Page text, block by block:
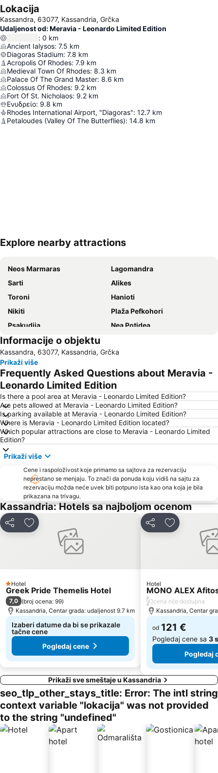
Lokacija
Kassandra, 63077, Kassandria, Grčka
Udaljenost od: Meravia - Leonardo Limited Edition
: 0 km
Ancient Ialysos: 7.5 km
Diagoras Stadium: 7.8 km
Acropolis Of Rhodes: 7.9 km
Medieval Town Of Rhodes: 8.3 km
Palace Of The Grand Master: 8.6 km
Colossus Of Rhodes: 9.2 km
Fort Of St. Nicholaos: 9.2 km
Ενυδρείο: 9.8 km
Rhodes International Airport, "Diagoras": 12.7 km
Petaloudes (Valley Of The Butterflies): 14.8 km
Explore nearby attractions
Neos Marmaras
Lagomandra
Sarti
Alikes
Toroni
Hanioti
Nikiti
Plaža Pefkohori
Psakudija
Nea Potidea
Karidi plaža
Plaža Polihrono
Nea Plagija
Kallithea
Plaža Afitos
Hanioti
Paradisos
Sani
Siviri
Sani Marina
Kriopigi
Develiki
Chalkidiki deutero podi
Potamos
Limani Ammoulianis
Fourka
Porto Carras Grand Resort Golf Club
Afytos
Livrohio
Haniotis Melathron
Porto Karas 1
Plaža Tristinika
Karagatsia
Agios Georgios
Elaionas
Nea Skioni
Porto Karas
Plaža Koviou
Pristanište Pirgadikja
Informacije o objektu
Kassandra, 63077, Kassandria, Grčka
Prikaži više
Frequently Asked Questions about Meravia -
Leonardo Limited Edition
Is there a pool area at Meravia - Leonardo Limited Edition?
Are pets allowed at Meravia - Leonardo Limited Edition?
Is parking available at Meravia - Leonardo Limited Edition?
Where is Meravia - Leonardo Limited Edition located?
Which popular attractions are close to Meravia - Leonardo Limited
Edition?
Prikaži više
Cene i raspoloživost koje primamo sa sajtova za rezervaciju
neprestano se menjaju. To znači da ponuda koju vidiš na sajtu za
rezervaciju možda neće uvek biti potpuno ista kao ona koja je bila
prikazana na trivagu.
Kassandria: Hotels sa najboljom ocenom
Deli Dodati u favorite
1 Zvezdice
Hotel
Greek Pride Themelis Hotel
7,0 (broj ocena: 99)
Kassandria, Centar grada: udaljenost 9.7 km
Izaberi datume da bi se prikazale
tačne cene
Pogledaj cene
Deli Dodati u
Hotel
MONO ALEX
/Ocena nije dostupna
Kassandria, Centar
od 121 €
Pogledaj cene sa 3
Pogledaj
Prikaži sve smeštaje u Kassandria
seo_tlp_other_stays_title: Error: The intl string
context variable "lokacija" was not provided
to the string "undefined"